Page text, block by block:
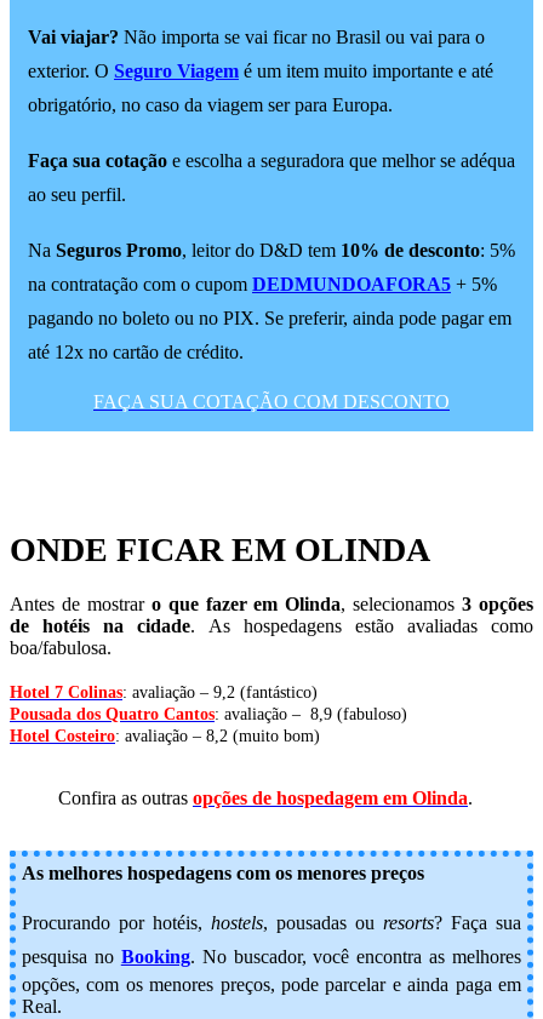
Vai viajar? Não importa se vai ficar no Brasil ou vai para o
exterior. O Seguro Viagem é um item muito importante e até
obrigatório, no caso da viagem ser para Europa.
Faça sua cotação e escolha a seguradora que melhor se adéqua
ao seu perfil.
Na Seguros Promo, leitor do D&D tem 10% de desconto: 5%
na contratação com o cupom DEDMUNDOAFORA5 + 5%
pagando no boleto ou no PIX. Se preferir, ainda pode pagar em
até 12x no cartão de crédito.
FAÇA SUA COTAÇÃO COM DESCONTO
ONDE FICAR EM OLINDA
Antes de mostrar o que fazer em Olinda, selecionamos3 opções
de hotéis na cidade. As hospedagens estão avaliadas como
boa/fabulosa.
Hotel 7 Colinas: avaliação – 9,2 (fantástico)
Pousada dos Quatro Cantos: avaliação – 8,9 (fabuloso)
Hotel Costeiro: avaliação – 8,2 (muito bom)
Confira as outras opções de hospedagem em Olinda.
As melhores hospedagens com os menores preços
Procurando por hotéis, hostels, pousadas ou resorts? Faça sua
pesquisa no Booking. No buscador, você encontra as melhores
opções, com os menores preços, pode parcelar e ainda paga em
Real.